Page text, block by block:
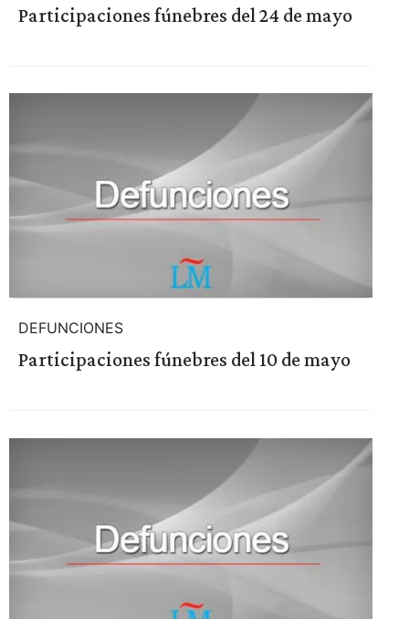
Participaciones fúnebres del 24 de mayo
DEFUNCIONES
Participaciones fúnebres del 10 de mayo